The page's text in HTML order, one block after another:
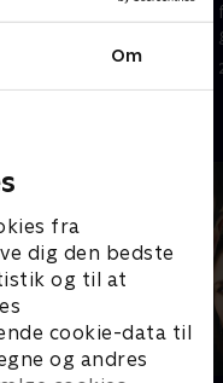
Om
fra
dig den bedste
og til at
cookie-data til
og andres
sagen, der
2025 • 41 min